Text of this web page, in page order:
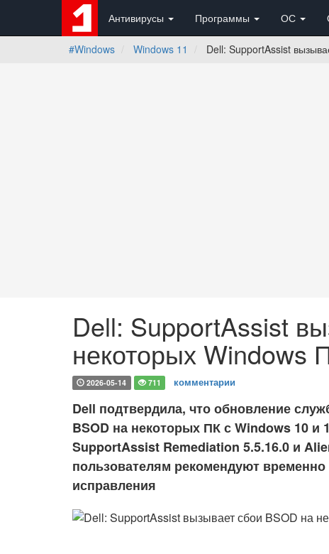
Антивирусы Программы ОС
#Windows Windows 11 Dell: SupportAssist
Dell: SupportAssist
некоторых Windows
2026-05-14 711 комментарии
Dell подтвердила, что обновление
BSOD на некоторых ПК с Windows 10
SupportAssist Remediation 5.5.16.0 и
пользователям рекомендуют
исправления